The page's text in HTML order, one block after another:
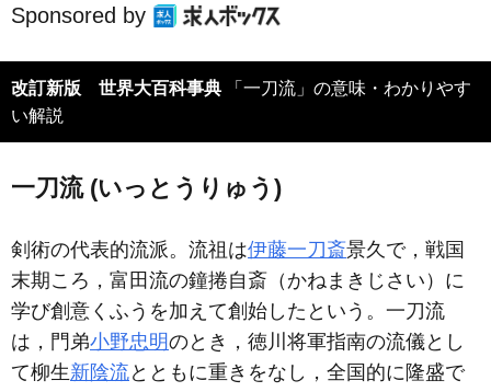
Sponsored by
改訂新版 世界大百科事典 「一刀流」の意味・わかりやす
い解説
一刀流 (いっとうりゅう)
剣術の代表的流派。流祖は伊藤一刀斎景久で，戦国
末期ころ，富田流の鐘捲自斎（かねまきじさい）に
学び創意くふうを加えて創始したという。一刀流
は，門弟小野忠明のとき，徳川将軍指南の流儀とし
て柳生新陰流とともに重きをなし，全国的に隆盛で